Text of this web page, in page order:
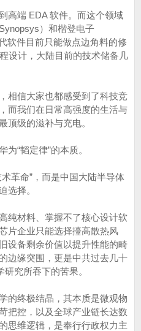
高端 EDA 软件。而这个领域
）和楷登电子
软件目前只能做点边角料的修
设计，大陆目前的技术储备几
相信大家也都感受到了科技竞
而我们在日常高强度的生活与
顶级的滋补与充电。
“韬定律”的本质。
革命”，而是中国大陆半导体
选择。
纯材料、掌握不了核心设计软
片企业只能选择擡高散热风
设备剩余价值以提升性能的畸
边缘突围，更是中共过去几十
究所吞下的苦果。
的终极结晶，其本质是微观物
把控，以及全球产业链长达数
思维逻辑，是奉行行政权力主